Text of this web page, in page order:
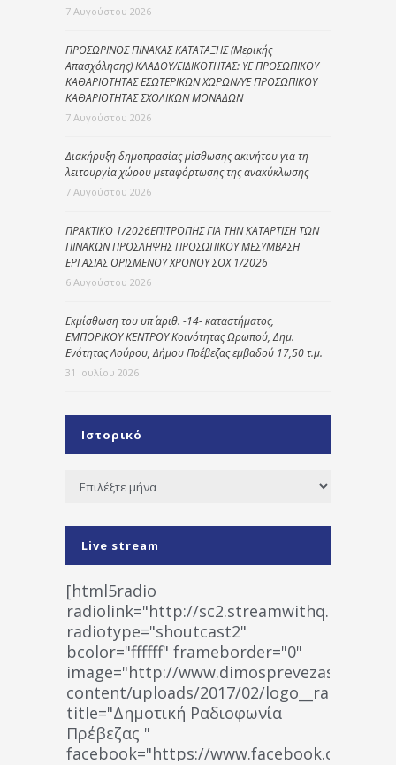
7 Αυγούστου 2026
ΠΡΟΣΩΡΙΝΟΣ ΠΙΝΑΚΑΣ ΚΑΤΑΤΑΞΗΣ (Μερικής
Απασχόλησης) ΚΛΑΔΟΥ/ΕΙΔΙΚΟΤΗΤΑΣ: ΥΕ ΠΡΟΣΩΠΙΚΟΥ
ΚΑΘΑΡΙΟΤΗΤΑΣ ΕΣΩΤΕΡΙΚΩΝ ΧΩΡΩΝ/ΥΕ ΠΡΟΣΩΠΙΚΟΥ
ΚΑΘΑΡΙΟΤΗΤΑΣ ΣΧΟΛΙΚΩΝ ΜΟΝΑΔΩΝ
7 Αυγούστου 2026
Διακήρυξη δημοπρασίας μίσθωσης ακινήτου για τη
λειτουργία χώρου μεταφόρτωσης της ανακύκλωσης
7 Αυγούστου 2026
ΠΡΑΚΤΙΚΟ 1/2026ΕΠΙΤΡΟΠΗΣ ΓΙΑ ΤΗΝ ΚΑΤΑΡΤΙΣΗ ΤΩΝ
ΠΙΝΑΚΩΝ ΠΡΟΣΛΗΨΗΣ ΠΡΟΣΩΠΙΚΟΥ ΜΕΣΥΜΒΑΣΗ
ΕΡΓΑΣΙΑΣ ΟΡΙΣΜΕΝΟΥ ΧΡΟΝΟΥ ΣΟΧ 1/2026
6 Αυγούστου 2026
Εκμίσθωση του υπ΄ αριθ. -14- καταστήματος,
ΕΜΠΟΡΙΚΟΥ ΚΕΝΤΡΟΥ Κοινότητας Ωρωπού, Δημ.
Ενότητας Λούρου, Δήμου Πρέβεζας εμβαδού 17,50 τ.μ.
31 Ιουλίου 2026
Ιστορικό
Ιστορικό
Live stream
[html5radio
radiolink="http://
radiotype="shoutcast2"
bcolor="ffffff" frameborder="0"
image="http://www.dimosprevezas.gr/wp-
content/uploads/2017/02/
title="Δημοτική Ραδιοφωνία
Πρέβεζας "
facebook="https://www.facebook.com/